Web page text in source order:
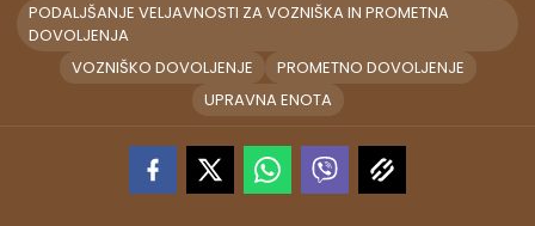
PODALJŠANJE VELJAVNOSTI ZA VOZNIŠKA IN PROMETNA
DOVOLJENJA
VOZNIŠKO DOVOLJENJE
PROMETNO DOVOLJENJE
UPRAVNA ENOTA